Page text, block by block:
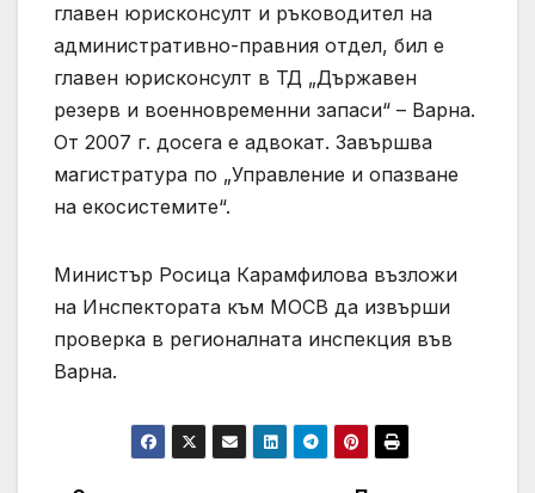
главен юрисконсулт и ръководител на
административно-правния отдел, бил е
главен юрисконсулт в ТД „Държавен
резерв и военновременни запаси“ – Варна.
От 2007 г. досега е адвокат. Завършва
магистратура по „Управление и опазване
на екосистемите“.
Министър Росица Карамфилова възложи
на Инспектората към МОСВ да извърши
проверка в регионалната инспекция във
Варна.